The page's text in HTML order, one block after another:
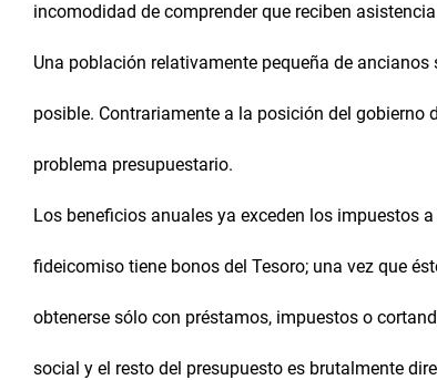
incomodidad de comprender que reciben
Una población relativamente pequeña de
posible. Contrariamente a la posición del gobierno
problema presupuestario.
Los beneficios anuales ya exceden los impuestos
fideicomiso tiene bonos del Tesoro; una vez que
obtenerse sólo con préstamos, impuestos o
social y el resto del presupuesto es brutalmente